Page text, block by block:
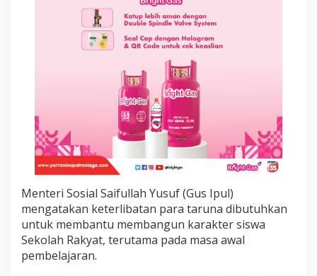
e
o
l
Menteri Sosial Saifullah Yusuf (Gus Ipul)
mengatakan keterlibatan para taruna dibutuhkan
untuk membantu membangun karakter siswa
Sekolah Rakyat, terutama pada masa awal
pembelajaran.